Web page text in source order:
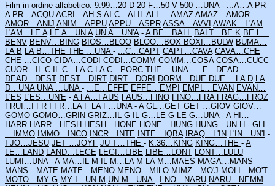
Film in ordine alfabetico: 9.99…20 D 20 F…50 V 500 …UNA - ...A…A PR
A PR…ACQU ACRI…AH S AI C…ALIL ALL …AMAZ AMAZ…AMOR
AMOR…ANIJ ANIM…APPU APPU…ASPR ASSA…AVVI AWAK…L'AM
L'AM…LE A LE A…UN A UN A…UN'A- A BE…BALL BALT…BE K BE L…
BENV BENV…BING BIOS…BLOO BLOO…BOX BOXI…BULW BUMA…
LA B LA B…THE THE …UNA - ...C…CAPT CAPT…CAVA CAVA…CHE
CHE …CICO CIDA…CODI CODI…COMM COMM…COSA COSA…CUCC
CUOR…IL C
IL C…LA C LA C…PORC THE …UNA - ...E…DEAD
DEAD…DEST DEST…DIRT DIRT…DORI DORM…DUE DUE …LA D LA
D…UNA UNA …UNA - ...E…EFFE EFFE…EMPI EMPL…EVAN EVAN…
L'ES L'ES…UN'E - A FA…FAUS FAUS…FINO FINO…FRA FRAG…FROZ
FRUI…I FR
I FR…LA F LA F…UNA - A GL…GET GET …GIOV GIOV…
GOMO GOMO…GRIN GRIZ…IL G IL G…LE G LE G…UNA - A HI…
HARR HARR…HESH HESH…HONE HONE…HUNG HUNG…UN H - GLI
…IMMO
IMMO…INCO INCR…INTE INTE…IQBA IRAQ…L'IN L'IN…UN'I -
I JO…JESU JET …JOYF JU T…THE - K.36…KING KING…THE - A
LE…LAND LAND…LEGE LEGI…LIBE LIBE…LONT LONT…LULU
LUMI…UNA - A MA…IL M IL M…LA M LA M…MAES MAGA…MANS
MANS…MATE MATE…MENO MENO…MILO MIMZ…MO'J MOLI…MO'T
MOTO…MY G MY I…UN M UN M…UNA - I NO…NARU NARU…NEMM